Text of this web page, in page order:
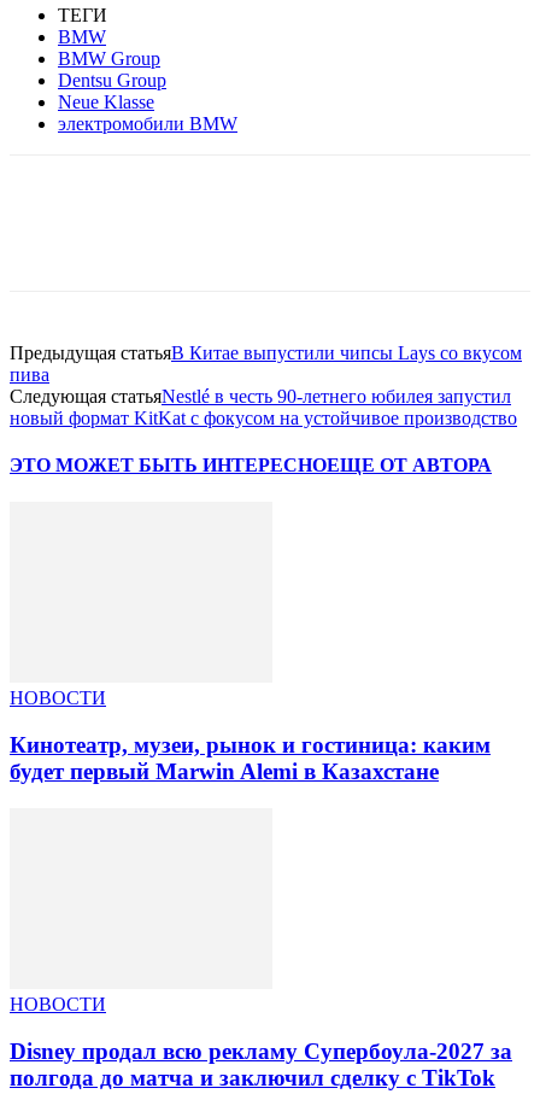
ТЕГИ
BMW
BMW Group
Dentsu Group
Neue Klasse
электромобили BMW
Предыдущая статьяВ Китае выпустили чипсы Lays со вкусом
пива
Следующая статьяNestlé в честь 90-летнего юбилея запустил
новый формат KitKat с фокусом на устойчивое производство
ЭТО МОЖЕТ БЫТЬ ИНТЕРЕСНОЕЩЕ ОТ АВТОРА
НОВОСТИ
Кинотеатр, музеи, рынок и гостиница: каким
будет первый Marwin Alemi в Казахстане
НОВОСТИ
Disney продал всю рекламу Супербоула-2027 за
полгода до матча и заключил сделку с TikTok